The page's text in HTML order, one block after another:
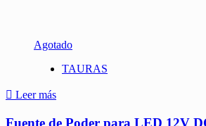
Agotado
TAURAS
Leer más
Fuente de Poder para LED 12V